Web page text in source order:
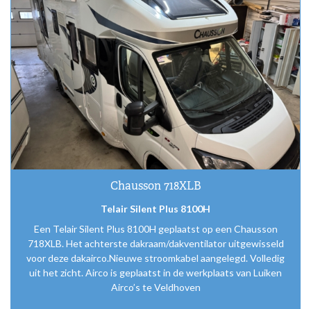
Chausson 718XLB
Telair Silent Plus 8100H
Een Telair Silent Plus 8100H geplaatst op een Chausson
718XLB. Het achterste dakraam/dakventilator uitgewisseld
voor deze dakairco.Nieuwe stroomkabel aangelegd. Volledig
uit het zicht. Airco is geplaatst in de werkplaats van Luiken
Airco’s te Veldhoven